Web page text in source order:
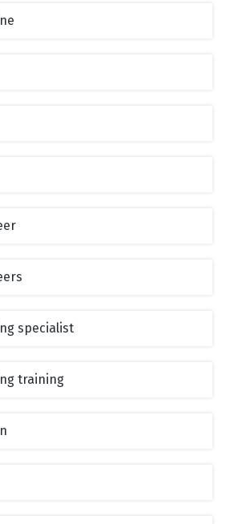
specialist
training